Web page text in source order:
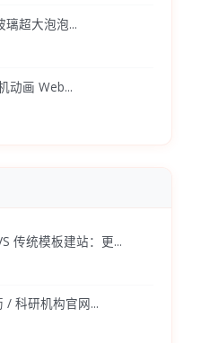
璃超大泡泡...
动画 Web...
传统模板建站：更...
/ 科研机构官网...